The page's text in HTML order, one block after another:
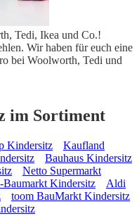
Tedi, Ikea und Co.!
Wir haben für euch eine
bei Woolworth, Tedi und
im Sortiment
Kindersitz
Kaufland
Bauhaus Kindersitz
Netto Supermarkt
Baumarkt Kindersitz
Aldi
toom BauMarkt Kindersitz